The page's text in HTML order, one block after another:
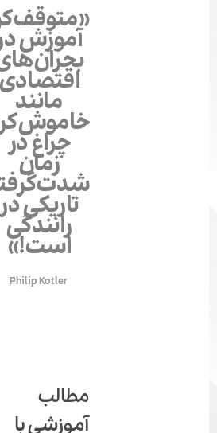
آموزش
مانند
چراغ در
زمان
تاریکی
رانندگی
است!»
Philip Kotler
مطالب
آموزشی با